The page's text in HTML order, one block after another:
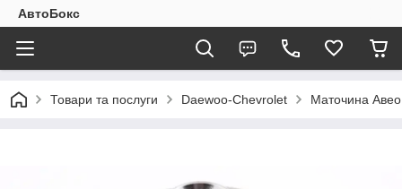
АвтоБокс
Товари та послуги Daewoo-Chevrolet Маточина